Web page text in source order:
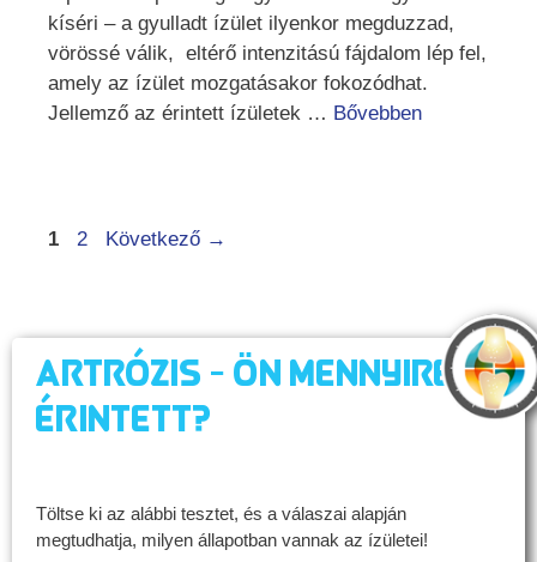
kíséri – a gyulladt ízület ilyenkor megduzzad,
vörössé válik, eltérő intenzitású fájdalom lép fel,
amely az ízület mozgatásakor fokozódhat.
Jellemző az érintett ízületek … Bővebben
Oldal
1 Oldal
2 Következő →
Artrózis - Ön mennyire
érintett?
Töltse ki az alábbi tesztet, és a válaszai alapján
megtudhatja, milyen állapotban vannak az ízületei!